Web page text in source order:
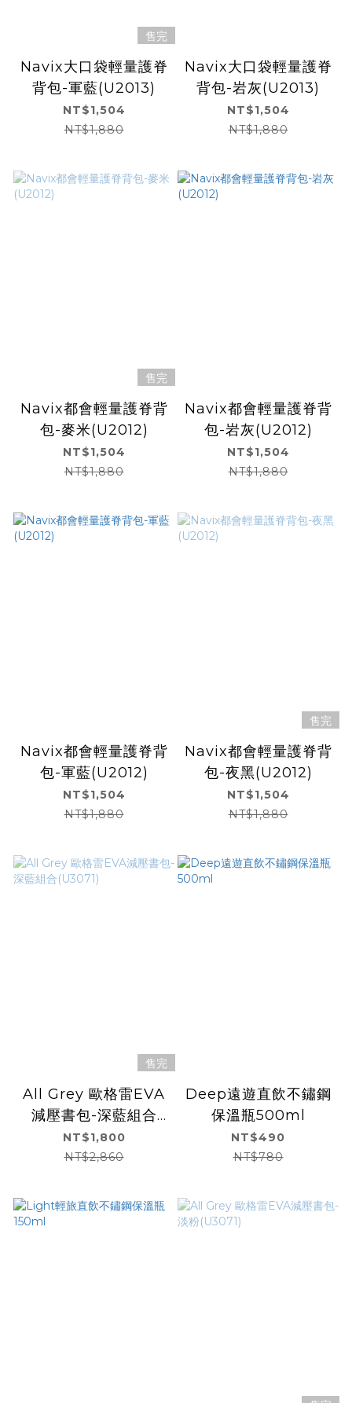
售完
Navix大口袋輕量護脊
背包-軍藍(U2013)
NT$1,504
NT$1,880
Navix大口袋輕量護脊
背包-岩灰(U2013)
NT$1,504
NT$1,880
售完
Navix都會輕量護脊背
包-麥米(U2012)
NT$1,504
NT$1,880
Navix都會輕量護脊背
包-岩灰(U2012)
NT$1,504
NT$1,880
Navix都會輕量護脊背
包-軍藍(U2012)
NT$1,504
NT$1,880
售完
Navix都會輕量護脊背
包-夜黑(U2012)
NT$1,504
NT$1,880
售完
All Grey 歐格雷EVA
減壓書包-深藍組合
(U3071)
NT$1,800
NT$2,860
Deep遠遊直飲不鏽鋼
保溫瓶500ml
NT$490
NT$780